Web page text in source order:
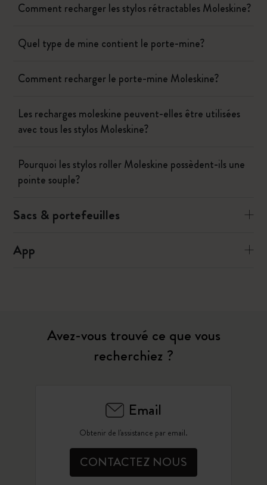
Comment recharger les stylos rétractables Moleskine?
Quel type de mine contient le porte-mine?
Comment recharger le porte-mine Moleskine?
Les recharges moleskine peuvent-elles être utilisées
avec tous les stylos Moleskine?
Pourquoi les stylos roller Moleskine possèdent-ils une
pointe souple?
Sacs & portefeuilles
App
Avez-vous trouvé ce que vous
recherchiez ?
Email
Obtenir de l'assistance par email.
CONTACTEZ NOUS